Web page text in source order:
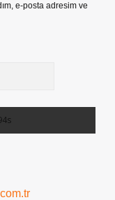
e-posta adresim ve